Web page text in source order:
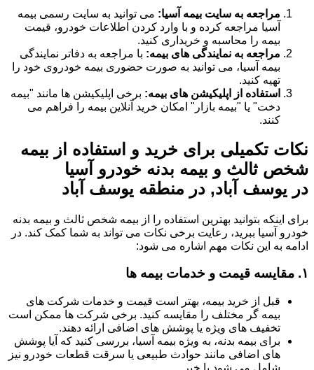
مراجعه به سایت بیمه آسیا: می توانید به سایت رسمی بیمه
آسیا مراجعه کرده و با وارد کردن اطلاعات خودرو، قیمت
بیمه را محاسبه و خریداری کنید.
مراجعه به نمایندگی های بیمه: با مراجعه به دفاتر نمایندگی
بیمه آسیا، می توانید به صورت حضوری بیمه خودروی خود را
تهیه کنید.
استفاده از اپلیکیشن های بیمه: برخی اپلیکیشن ها مانند "بیمه
دخت" یا "بیمه بازار" امکان خرید آنلاین بیمه را فراهم می
کنند.
نکات تکمیلی برای خرید و استفاده از بیمه
شخص ثالث و بیمه بدنه خودرو آسیا
در یوسف آباد, در منطقه یوسف آباد
برای اینکه بتوانید بهترین استفاده را از بیمه شخص ثالث و بیمه بدنه
خودرو آسیا ببرید، رعایت برخی نکات می تواند به شما کمک کند. در
ادامه به این نکات مهم اشاره می شود:
۱. مقایسه قیمت و خدمات بیمه ها
قبل از خرید بیمه، بهتر است قیمت و خدمات شرکت های
بیمه گر مختلف را مقایسه کنید. برخی شرکت ها ممکن است
تخفیف های ویژه یا پوشش های اضافی ارائه دهند.
برای بیمه بدنه، به ویژه بیمه آسیا، بررسی کنید که آیا پوشش
های اضافی مانند حوادث طبیعی یا سرقت قطعات خودرو نیز
شامل می شود یا خیر.